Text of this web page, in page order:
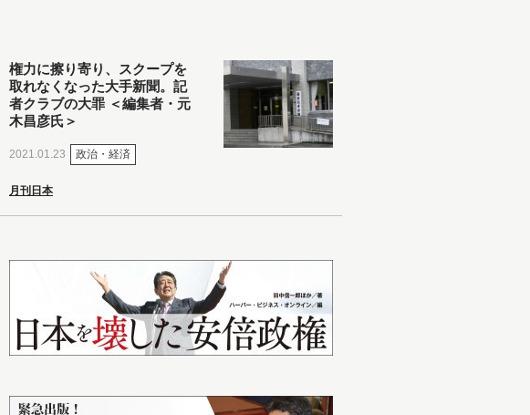
権力に擦り寄り、スクープを
取れなくなった大手新聞。記
者クラブの大罪 ＜編集者・元
木昌彦氏＞
2021.01.23 政治・経済
月刊日本